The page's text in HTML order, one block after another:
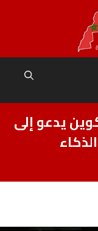
يدعو إلى